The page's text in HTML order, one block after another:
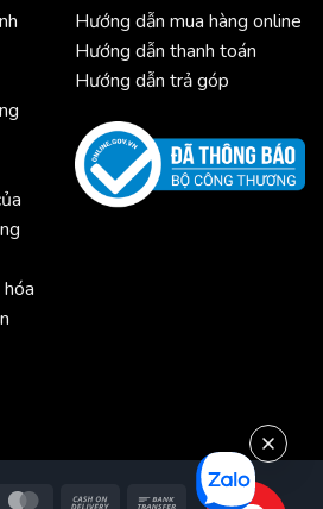
Hướng dẫn mua hàng online
Hướng dẫn thanh toán
Hướng dẫn trả góp
MasterCardCash Bank